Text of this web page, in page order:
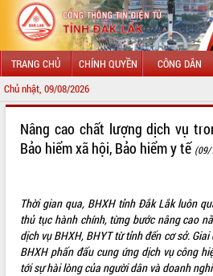
TRANG CHỦ CHÍNH QUYỀN CÔNG DÂN
Chủ nhật, 09/08/2026
LÃNH ĐẠO UBND TỈNH
SỞ, BAN, NGÀNH
UBND CÁC XÃ, PHƯỜNG
Nâng cao chất lượng dịch vụ
Bảo hiểm xã hội, Bảo hiểm y tế (09/
Thời gian qua, BHXH tỉnh Đắk Lắk luôn
thủ tục hành chính, từng bước nâng cao
dịch vụ BHXH, BHYTtừ tỉnh đến cơ sở. Giai
BHXH phấn đấu cung ứng dịch vụ công
tới sự hài lòng của người dân và doanh